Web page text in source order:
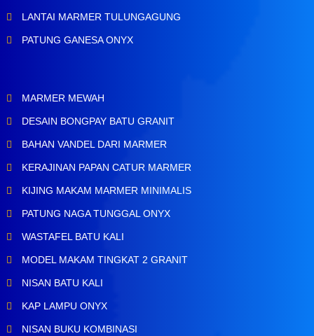
LANTAI MARMER TULUNGAGUNG
PATUNG GANESA ONYX
MARMER MEWAH
DESAIN BONGPAY BATU GRANIT
BAHAN VANDEL DARI MARMER
KERAJINAN PAPAN CATUR MARMER
KIJING MAKAM MARMER MINIMALIS
PATUNG NAGA TUNGGAL ONYX
WASTAFEL BATU KALI
MODEL MAKAM TINGKAT 2 GRANIT
NISAN BATU KALI
KAP LAMPU ONYX
NISAN BUKU KOMBINASI